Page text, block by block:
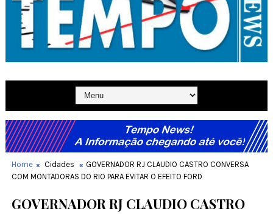
Home Cidades
GOVERNADOR RJ CLAUDIO CASTRO CONVERSA
COM MONTADORAS DO RIO PARA EVITAR O EFEITO FORD
GOVERNADOR RJ CLAUDIO CASTRO